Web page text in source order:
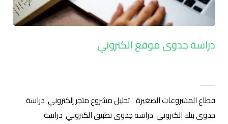
دراسة جدوى موقع الكتروني
قطاع المشروعات الصغيرة تحليل مشروع متجر إلكتروني دراسة
جدوى بنك الكتروني دراسة جدوى تطبيق الكتروني دراسة